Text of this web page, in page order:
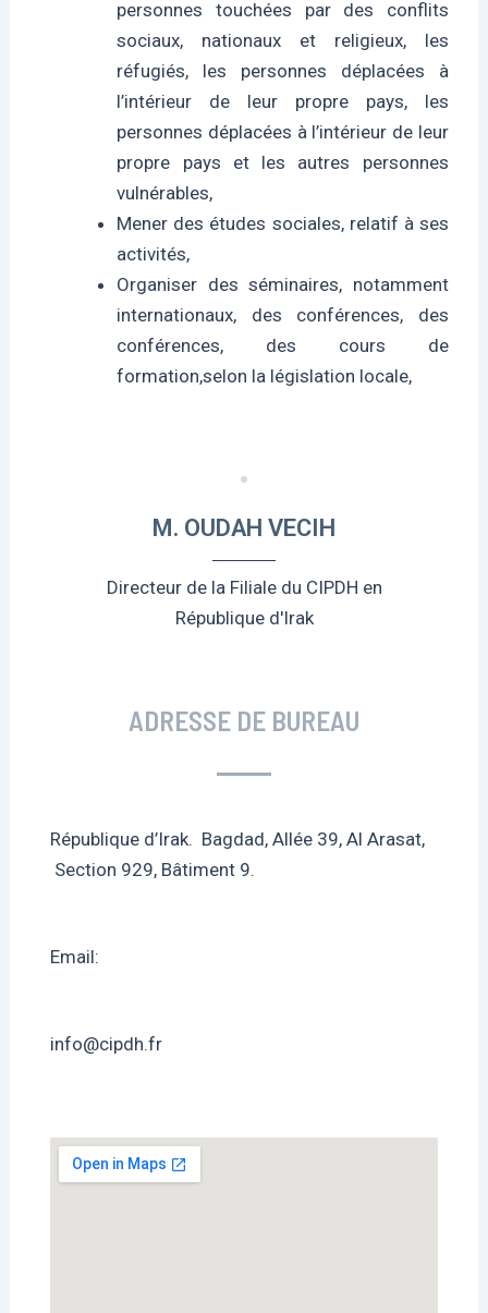
personnes touchées par des conflits
sociaux, nationaux et religieux, les
réfugiés, les personnes déplacées à
l’intérieur de leur propre pays, les
personnes déplacées à l’intérieur de leur
propre pays et les autres personnes
vulnérables,
Mener des études sociales, relatif à ses
activités,
Organiser des séminaires, notamment
internationaux, des conférences, des
conférences, des cours de
formation,selon la législation locale,
M. OUDAH VECIH
Directeur de la Filiale du CIPDH en
République d'Irak
ADRESSE DE BUREAU
République d’Irak. Bagdad, Allée 39, Al Arasat,
Section 929, Bâtiment 9.
Email:
info@cipdh.fr